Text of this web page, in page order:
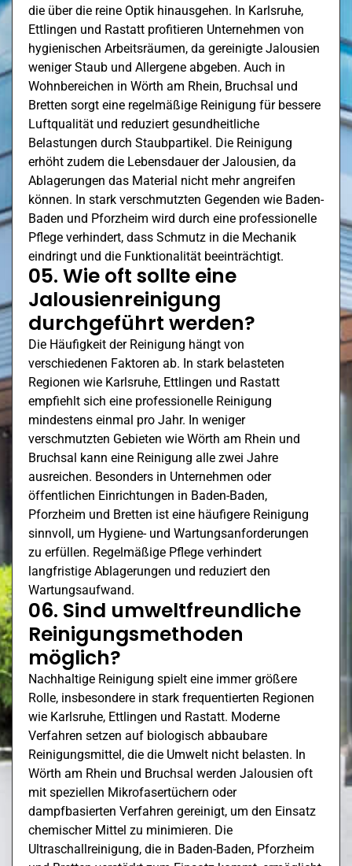
die über die reine Optik hinausgehen. In Karlsruhe,
Ettlingen und Rastatt profitieren Unternehmen von
hygienischen Arbeitsräumen, da gereinigte Jalousien
weniger Staub und Allergene abgeben. Auch in
Wohnbereichen in Wörth am Rhein, Bruchsal und
Bretten sorgt eine regelmäßige Reinigung für bessere
Luftqualität und reduziert gesundheitliche
Belastungen durch Staubpartikel. Die Reinigung
erhöht zudem die Lebensdauer der Jalousien, da
Ablagerungen das Material nicht mehr angreifen
können. In stark verschmutzten Gegenden wie Baden-
Baden und Pforzheim wird durch eine professionelle
Pflege verhindert, dass Schmutz in die Mechanik
eindringt und die Funktionalität beeinträchtigt.
05. Wie oft sollte eine
Jalousienreinigung
durchgeführt werden?
Die Häufigkeit der Reinigung hängt von
verschiedenen Faktoren ab. In stark belasteten
Regionen wie Karlsruhe, Ettlingen und Rastatt
empfiehlt sich eine professionelle Reinigung
mindestens einmal pro Jahr. In weniger
verschmutzten Gebieten wie Wörth am Rhein und
Bruchsal kann eine Reinigung alle zwei Jahre
ausreichen. Besonders in Unternehmen oder
öffentlichen Einrichtungen in Baden-Baden,
Pforzheim und Bretten ist eine häufigere Reinigung
sinnvoll, um Hygiene- und Wartungsanforderungen
zu erfüllen. Regelmäßige Pflege verhindert
langfristige Ablagerungen und reduziert den
Wartungsaufwand.
06. Sind umweltfreundliche
Reinigungsmethoden
möglich?
Nachhaltige Reinigung spielt eine immer größere
Rolle, insbesondere in stark frequentierten Regionen
wie Karlsruhe, Ettlingen und Rastatt. Moderne
Verfahren setzen auf biologisch abbaubare
Reinigungsmittel, die die Umwelt nicht belasten. In
Wörth am Rhein und Bruchsal werden Jalousien oft
mit speziellen Mikrofasertüchern oder
dampfbasierten Verfahren gereinigt, um den Einsatz
chemischer Mittel zu minimieren. Die
Ultraschallreinigung, die in Baden-Baden, Pforzheim